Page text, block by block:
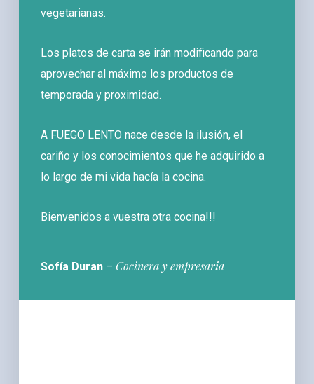
vegetarianas.
Los platos de carta se irán modificando para
aprovechar al máximo los productos de
temporada y proximidad.
A FUEGO LENTO nace desde la ilusión, el
cariño y los conocimientos que he adquirido a
lo largo de mi vida hacía la cocina.
Bienvenidos a vuestra otra cocina!!!
Sofía Duran –Cocinera y empresaria